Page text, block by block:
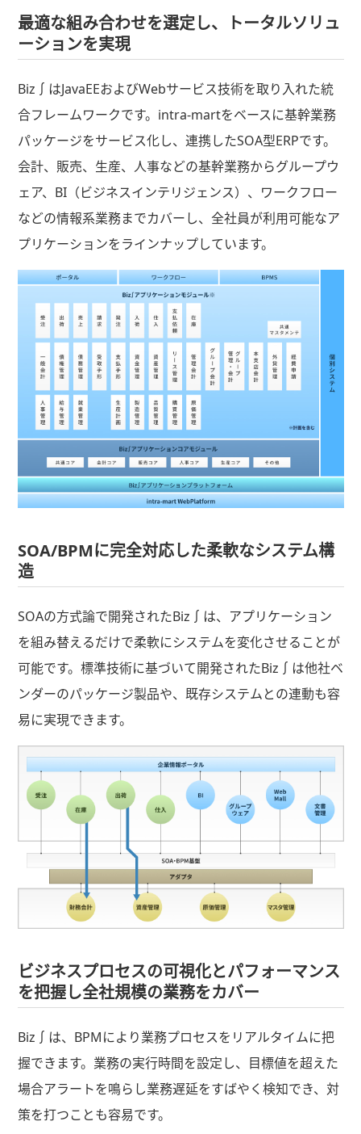
最適な組み合わせを選定し、トータルソリュ
ーションを実現
Biz∫はJavaEEおよびWebサービス技術を取り入れた統
合フレームワークです。intra-martをベースに基幹業務
パッケージをサービス化し、連携したSOA型ERPです。
会計、販売、生産、人事などの基幹業務からグループウ
ェア、BI（ビジネスインテリジェンス）、ワークフロー
などの情報系業務までカバーし、全社員が利用可能なア
プリケーションをラインナップしています。
SOA/BPMに完全対応した柔軟なシステム構
造
SOAの方式論で開発されたBiz∫は、アプリケーション
を組み替えるだけで柔軟にシステムを変化させることが
可能です。標準技術に基づいて開発されたBiz∫は他社ベ
ンダーのパッケージ製品や、既存システムとの連動も容
易に実現できます。
ビジネスプロセスの可視化とパフォーマンス
を把握し全社規模の業務をカバー
Biz∫は、BPMにより業務プロセスをリアルタイムに把
握できます。業務の実行時間を設定し、目標値を超えた
場合アラートを鳴らし業務遅延をすばやく検知でき、対
策を打つことも容易です。